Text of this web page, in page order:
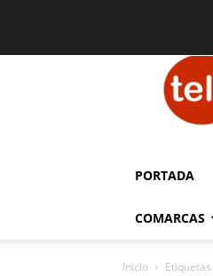
PORTADA
COMARCAS
Inicio Etiquetas